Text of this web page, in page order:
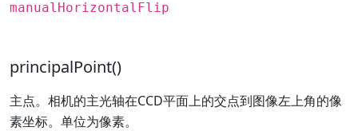
manualHorizontalFlip
principalPoint()
主点。相机的主光轴在CCD平面上的交点到图像左上角的像
素坐标。单位为像素。